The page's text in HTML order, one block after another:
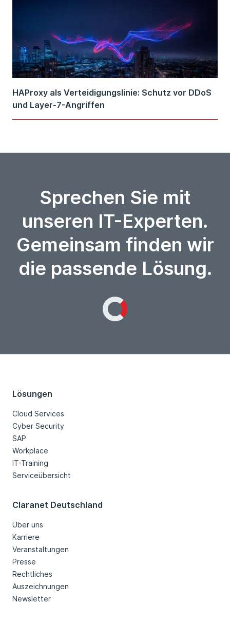
HAProxy als Verteidigungslinie: Schutz vor DDoS
und Layer-7-Angriffen
Sprechen Sie mit
unseren IT-Experten.
Gemeinsam finden wir
die passende Lösung.
Lösungen
Cloud Services
Cyber Security
SAP
Workplace
IT-Training
Serviceübersicht
Claranet Deutschland
Über uns
Karriere
Veranstaltungen
Presse
Rechtliches
Auszeichnungen
Newsletter